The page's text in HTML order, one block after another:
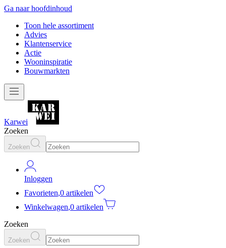
Ga naar hoofdinhoud
Toon hele assortiment
Advies
Klantenservice
Actie
Wooninspiratie
Bouwmarkten
Karwei
Zoeken
Zoeken
Inloggen
Favorieten,0 artikelen
Winkelwagen,0 artikelen
Zoeken
Zoeken